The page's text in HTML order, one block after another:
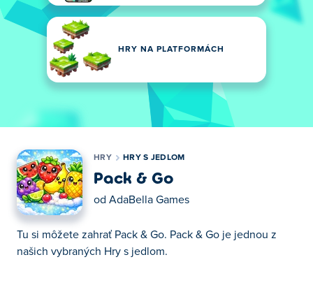
HRY NA PLATFORMÁCH
HRY HRY S JEDLOM
Pack & Go
od AdaBella Games
Tu si môžete zahrať Pack & Go. Pack & Go je jednou z
našich vybraných Hry s jedlom.